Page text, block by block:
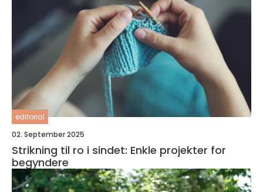
editorial
02. September 2025
Strikning til ro i sindet: Enkle projekter for
begyndere